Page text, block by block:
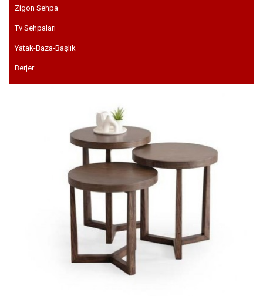
Zigon Sehpa
Tv Sehpaları
Yatak-Baza-Başlık
Berjer